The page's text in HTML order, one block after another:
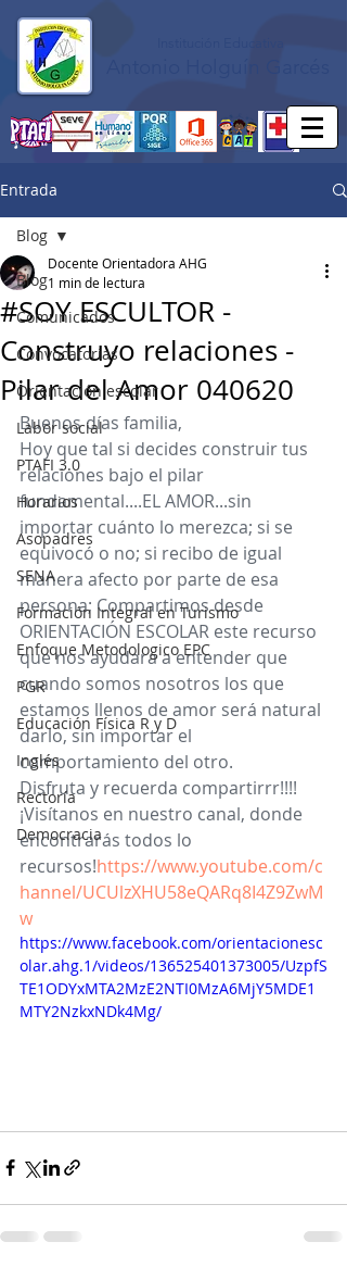
Entrada
Blog
Comunicados
Convocatorias
Orientación escolar
Labor social
PTAFI 3.0
Horarios
Asopadres
SENA
Formación Integral en Turismo
Enfoque Metodologico EPC
PGR
Educación Física R y D
Inglés
Rectoría
Democracia
Blog
#SOY ESCULTOR -
Construyo relaciones -
Pilar del Amor 040620
Docente Orientadora AHG
1 min de lectura
Buenos días familia,
Hoy que tal si decides construir tus
relaciones bajo el pilar
fundamental....EL AMOR...sin
importar cuánto lo merezca; si se
equivocó o no; si recibo de igual
manera afecto por parte de esa
persona; Compartimos desde
ORIENTACIÓN ESCOLAR este recurso
que nos ayudara a entender que
cuando somos nosotros los que
estamos llenos de amor será natural
darlo, sin importar el
comportamiento del otro.
Disfruta y recuerda compartirrr!!!!
¡Visítanos en nuestro canal, donde
encontrarás todos lo
recursos!https://www.youtube.com/c
hannel/UCUlzXHU58eQARq8I4Z9ZwM
w
https://www.facebook.com/orientacionesc
olar.ahg.1/videos/136525401373005/UzpfS
TE1ODYxMTA2MzE2NTI0MzA6MjY5MDE1
MTY2NzkxNDk4Mg/